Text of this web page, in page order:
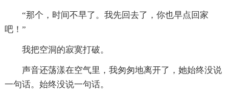
“那个，时间不早了。我先回去了，你也早点回家
吧！”
我把空洞的寂寞打破。
声音还荡漾在空气里，我匆匆地离开了，她始终没说
一句话。始终没说一句话。